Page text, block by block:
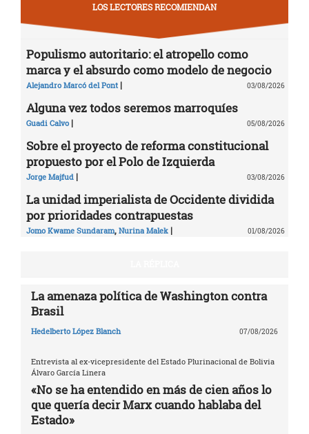
LOS LECTORES RECOMIENDAN
Populismo autoritario: el atropello como
marca y el absurdo como modelo de negocio
Alejandro Marcó del Pont | 03/08/2026
Alguna vez todos seremos marroquíes
Guadi Calvo | 05/08/2026
Sobre el proyecto de reforma constitucional
propuesto por el Polo de Izquierda
Jorge Majfud | 03/08/2026
La unidad imperialista de Occidente dividida
por prioridades contrapuestas
Jomo Kwame Sundaram, Nurina Malek | 01/08/2026
La amenaza política de Washington contra
Brasil
Hedelberto López Blanch 07/08/2026
Entrevista al ex-vicepresidente del Estado Plurinacional de Bolivia
Álvaro García Linera
«No se ha entendido en más de cien años lo
que quería decir Marx cuando hablaba del
Estado»